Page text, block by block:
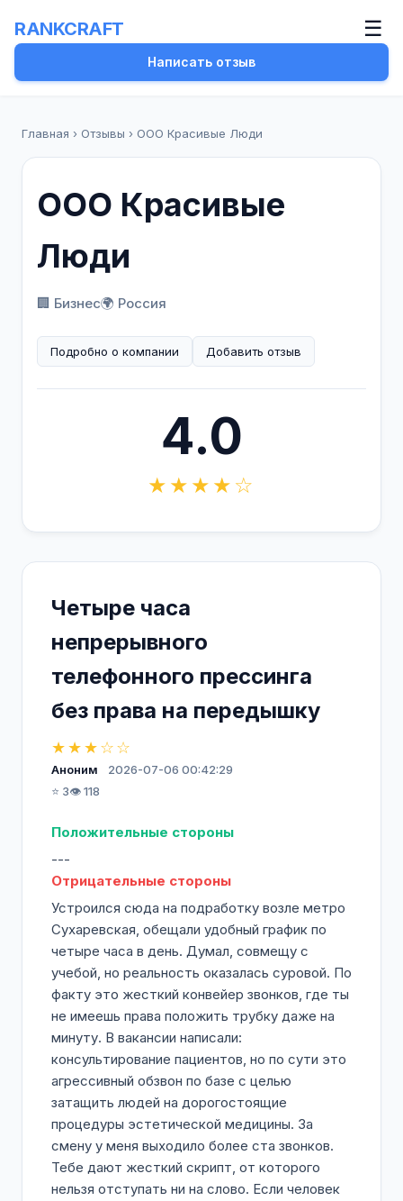
RANKCRAFT ☰
Написать отзыв
Главная › Отзывы › ООО Красивые Люди
ООО Красивые
Люди
🏢 Бизнес🌍 Россия
Подробно о компании Добавить отзыв
4.0
★★★★☆
Четыре часа
непрерывного
телефонного прессинга
без права на передышку
★★★☆☆
Аноним
2026-07-06 00:42:29
⭐ 3👁️ 118
Положительные стороны
---
Отрицательные стороны
Устроился сюда на подработку возле метро
Сухаревская, обещали удобный график по
четыре часа в день. Думал, совмещу с
учебой, но реальность оказалась суровой. По
факту это жесткий конвейер звонков, где ты
не имеешь права положить трубку даже на
минуту. В вакансии написали:
консультирование пациентов, но по сути это
агрессивный обзвон по базе с целью
затащить людей на дорогостоящие
процедуры эстетической медицины. За
смену у меня выходило более ста звонков.
Тебе дают жесткий скрипт, от которого
нельзя отступать ни на слово. Если человек